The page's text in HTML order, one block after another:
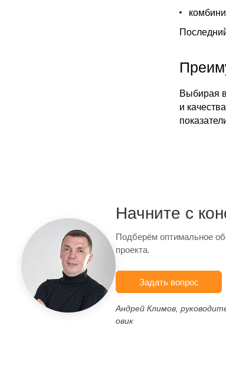
Выбирая
и
Начните с
Подберём оптимальное
проекта.
Задать вопрос
Андрей Климов,
овик